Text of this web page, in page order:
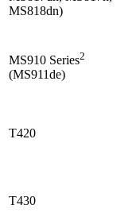
MS818dn)
MS910 Series2
(MS911de)
T420
T430